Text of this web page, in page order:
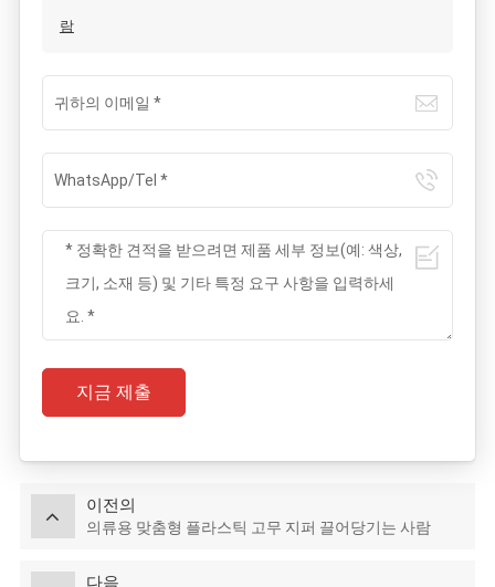
람
지금 제출
이전의
의류용 맞춤형 플라스틱 고무 지퍼 끌어당기는 사람